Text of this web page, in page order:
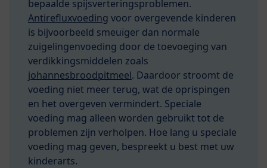
bepaalde spijsverteringsproblemen.
Antirefluxvoeding voor overgevende kinderen
is bijvoorbeeld smeuïger dan normale
zuigelingenvoeding door de toevoeging van
verdikkingsmiddelen zoals
johannesbroodpitmeel. Daardoor stroomt de
voeding niet meer terug, wat de oprispingen
en het overgeven vermindert. Speciale
voeding mag alleen worden gebruikt tot de
problemen zijn verholpen. Hoe lang u speciale
voeding mag geven, bespreekt u best met uw
kinderarts.